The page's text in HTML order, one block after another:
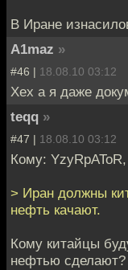
В Иране
A1maz »
#46 | 18.08.10 03:12
Хех а я даже
teqq »
#47 | 18.08.10 03:12
Кому: YzyRpAToR,
> Иран должны
нефть качают.
Кому китайцы
нефтью